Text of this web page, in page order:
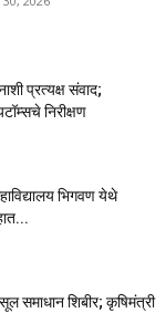
प्रत्यक्ष संवाद;
निरीक्षण
भिगवण येथे
समाधान शिबीर; कृषिमंत्री